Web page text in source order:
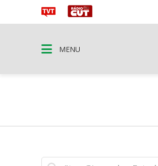
MENU